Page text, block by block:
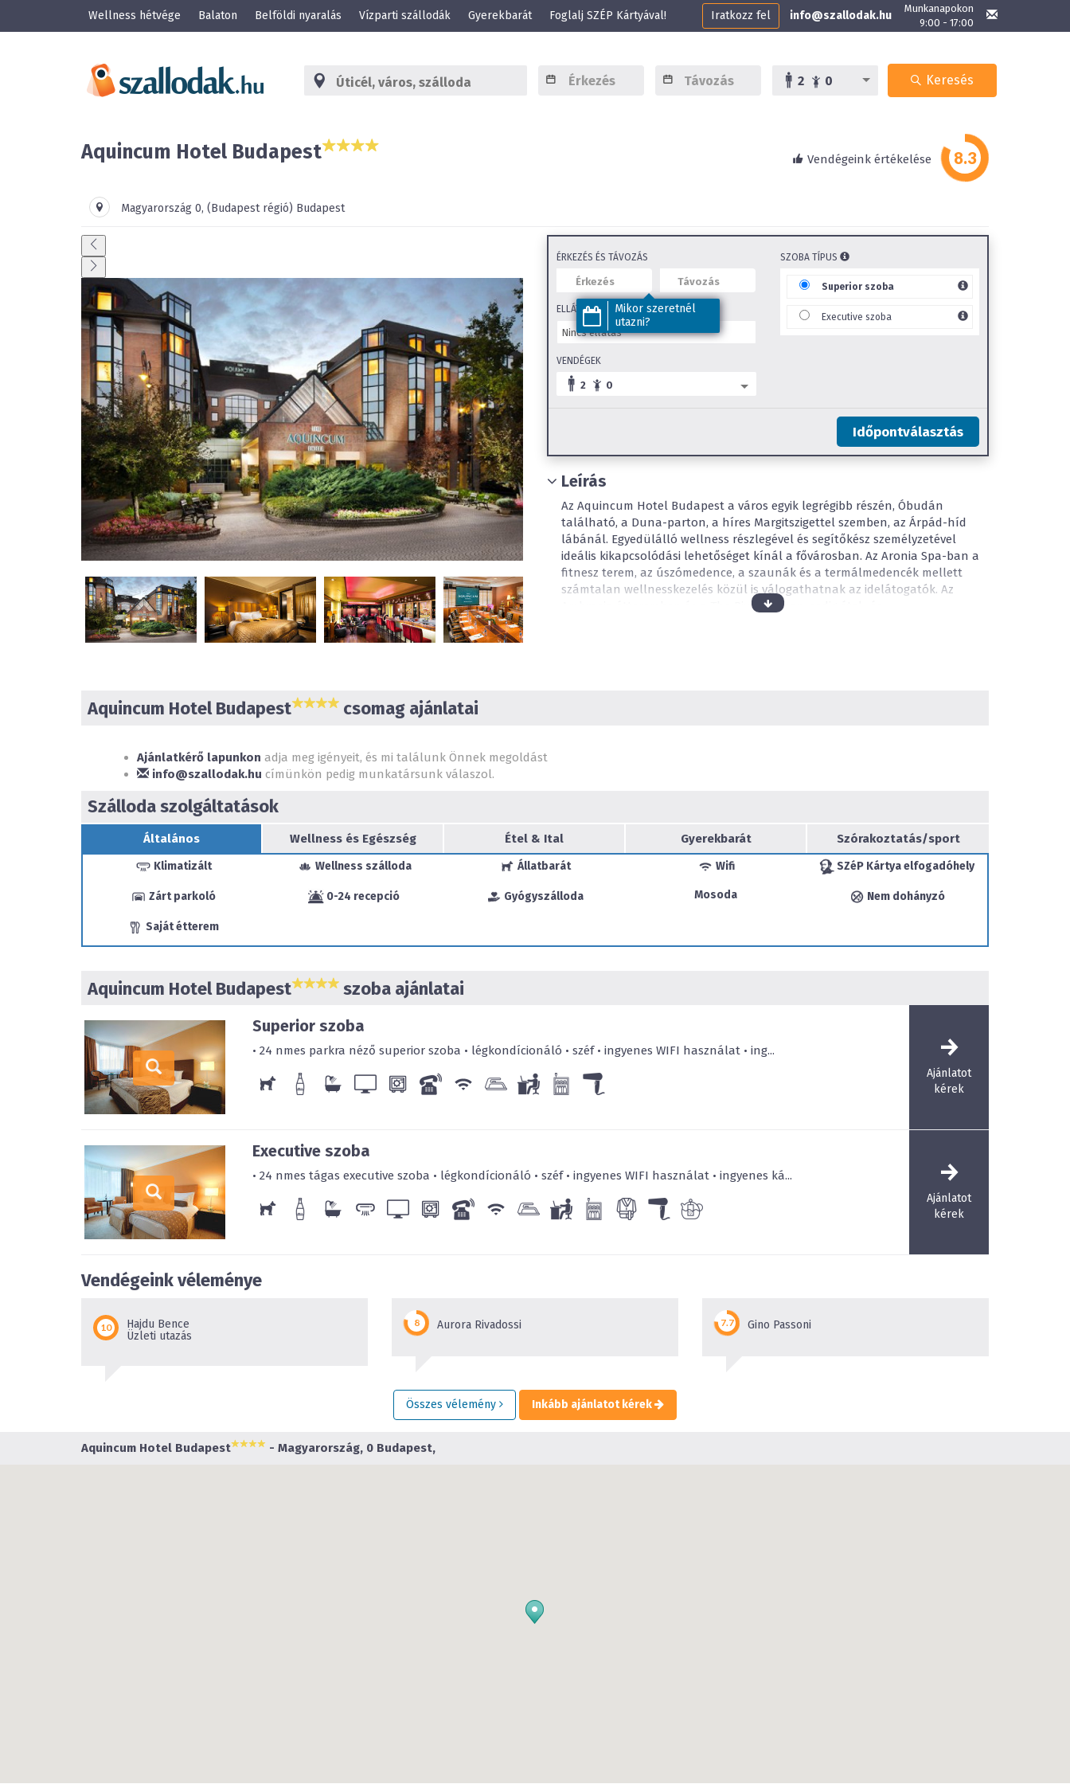
Wellness hétvége Balaton Belföldi nyaralás Vízparti szállodák Gyerekbarát Foglalj SZÉP Kártyával! Iratkozz fel info@szallodak.hu
Munkanapokon
9:00 - 17:00
2 0 Keresés
Aquincum Hotel Budapest Vendégeink értékelése
Magyarország 0, (Budapest régió) Budapest
ÉRKEZÉS ÉS TÁVOZÁS
Mikor szeretnél
utazni?
ELLÁTÁS
VENDÉGEK
2 0
SZOBA TÍPUS
Superior szoba
Executive szoba
Időpontválasztás
Leírás
Az Aquincum Hotel Budapest a város egyik legrégibb részén, Óbudán
található, a Duna-parton, a híres Margitszigettel szemben, az Árpád-híd
lábánál. Egyedülálló wellness részlegével és segítőkész személyzetével
ideális kikapcsolódási lehetőséget kínál a fővárosban. Az Aronia Spa-ban a
fitnesz terem, az úszómedence, a szaunák és a termálmedencék mellett
számtalan wellnesskezelés közül is válogathatnak az idelátogatók. Az
Ambrosia étteremben és a The River Bárban pedig étel- és
Aquincum Hotel Budapest csomag ajánlatai
Ajánlatkérő lapunkon adja meg igényeit, és mi találunk Önnek megoldást
info@szallodak.hu címünkön pedig munkatársunk válaszol.
Szálloda szolgáltatások
Általános Wellness és Egészség Étel & Ital Gyerekbarát Szórakoztatás/sport
Klimatizált Wellness szálloda Állatbarát Wifi SZéP Kártya elfogadóhely
Zárt parkoló 0-24 recepció Gyógyszálloda Mosoda Nem dohányzó
Saját étterem
Aquincum Hotel Budapest szoba ajánlatai
Superior szoba
• 24 nmes parkra néző superior szoba • légkondícionáló • széf • ingyenes WIFI használat • ing...
Ajánlatot
kérek
Executive szoba
• 24 nmes tágas executive szoba • légkondícionáló • széf • ingyenes WIFI használat • ingyenes ká...
Ajánlatot
kérek
Vendégeink véleménye
Hajdu Bence
Üzleti utazás
Aurora Rivadossi Gino Passoni
Összes vélemény Inkább ajánlatot kérek
Aquincum Hotel Budapest - Magyarország, 0 Budapest,